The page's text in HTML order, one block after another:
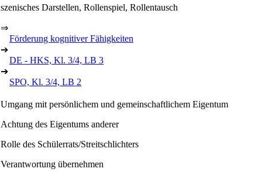
szenisches Darstellen, Rollenspiel, Rollentausch
⇒
Förderung kognitiver Fähigkeiten
➔
DE - HKS, Kl. 3/4, LB 3
➔
SPO, Kl. 3/4, LB 2
Umgang mit persönlichem und gemeinschaftlichem Eigentum
Achtung des Eigentums anderer
Rolle des Schülerrats/Streitschlichters
Verantwortung übernehmen